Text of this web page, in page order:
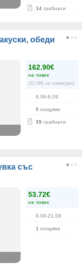
14 грабнати
обеди
162.90€
на човек
(32.58€ на човек/ден)
6.06-8.09
5 нощувки
39 грабнати
със
53.72€
на човек
8.08-21.08
1 нощувка